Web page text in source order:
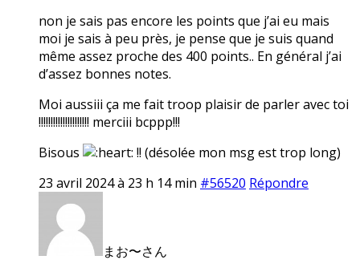
non je sais pas encore les points que j’ai eu mais
moi je sais à peu près, je pense que je suis quand
même assez proche des 400 points.. En général j’ai
d’assez bonnes notes.
Moi aussiii ça me fait troop plaisir de parler avec toi
!!!!!!!!!!!!!!!!!!!!! merciii bcppp!!!
Bisous
!! (désolée mon msg est trop long)
23 avril 2024 à 23 h 14 min #56520 Répondre
まお〜さん